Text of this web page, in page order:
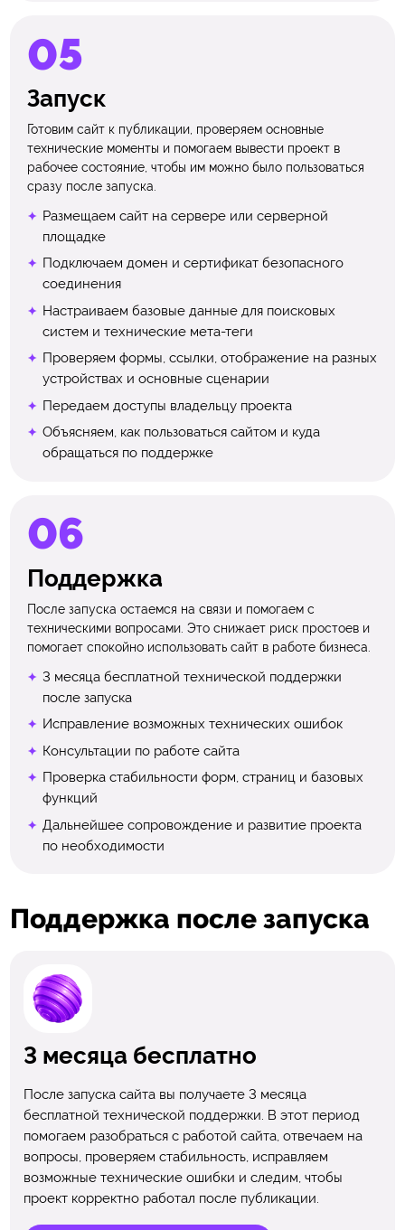
Запуск
Готовим сайт к публикации, проверяем основные
технические моменты и помогаем вывести проект в
рабочее состояние, чтобы им можно было пользоваться
сразу после запуска.
Размещаем сайт на сервере или серверной
площадке
Подключаем домен и сертификат безопасного
соединения
Настраиваем базовые данные для поисковых
систем и технические мета-теги
Проверяем формы, ссылки, отображение на разных
устройствах и основные сценарии
Передаем доступы владельцу проекта
Объясняем, как пользоваться сайтом и куда
обращаться по поддержке
Поддержка
После запуска остаемся на связи и помогаем с
техническими вопросами. Это снижает риск простоев и
помогает спокойно использовать сайт в работе бизнеса.
3 месяца бесплатной технической поддержки
после запуска
Исправление возможных технических ошибок
Консультации по работе сайта
Проверка стабильности форм, страниц и базовых
функций
Дальнейшее сопровождение и развитие проекта
по необходимости
Поддержка после запуска
3 месяца бесплатно
После запуска сайта вы получаете 3 месяца
бесплатной технической поддержки. В этот период
помогаем разобраться с работой сайта, отвечаем на
вопросы, проверяем стабильность, исправляем
возможные технические ошибки и следим, чтобы
проект корректно работал после публикации.